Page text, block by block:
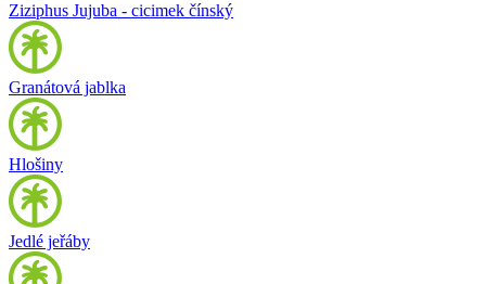
Ziziphus Jujuba - cicimek čínský
Granátová jablka
Hlošiny
Jedlé jeřáby